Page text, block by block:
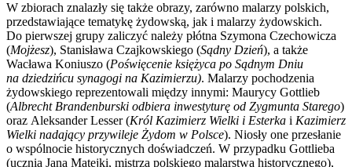
W zbiorach znalazły się także obrazy, zarówno malarzy polskich,
przedstawiające tematykę żydowską, jak i malarzy żydowskich.
Do pierwszej grupy zaliczyć należy płótna Szymona Czechowicza
(Mojżesz), Stanisława Czajkowskiego (Sądny Dzień), a także
Wacława Koniuszo (Poświęcenie księżyca po Sądnym Dniu
na dziedzińcu synagogi na Kazimierzu). Malarzy pochodzenia
żydowskiego reprezentowali między innymi: Maurycy Gottlieb
(Albrecht Brandenburski odbiera inwestyturę od Zygmunta Starego)
oraz Aleksander Lesser (Król Kazimierz Wielki i Esterka i Kazimierz
Wielki nadający przywileje Żydom w Polsce). Niosły one przesłanie
o wspólnocie historycznych doświadczeń. W przypadku Gottlieba
(ucznia Jana Matejki, mistrza polskiego malarstwa historycznego),